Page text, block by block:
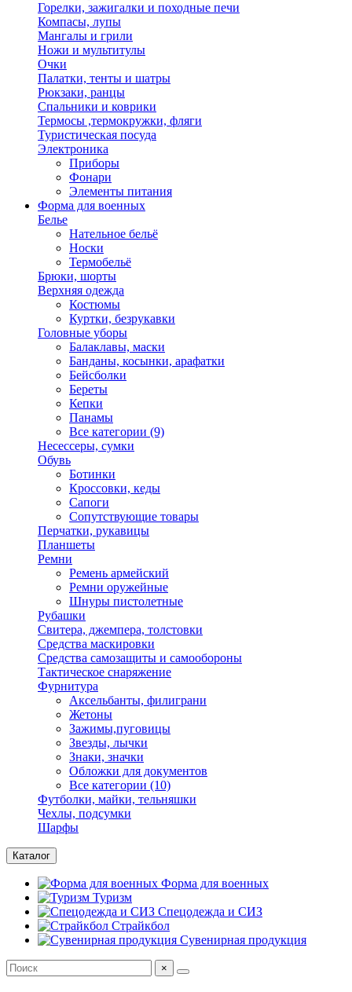
Горелки, зажигалки и походные печи
Компасы, лупы
Мангалы и грили
Ножи и мультитулы
Очки
Палатки, тенты и шатры
Рюкзаки, ранцы
Спальники и коврики
Термосы ,термокружки, фляги
Туристическая посуда
Электроника
Приборы
Фонари
Элементы питания
Форма для военных
Белье
Нательное бельё
Носки
Термобельё
Брюки, шорты
Верхняя одежда
Костюмы
Куртки, безрукавки
Головные уборы
Балаклавы, маски
Банданы, косынки, арафатки
Бейсболки
Береты
Кепки
Панамы
Все категории (9)
Несессеры, сумки
Обувь
Ботинки
Кроссовки, кеды
Сапоги
Сопутствующие товары
Перчатки, рукавицы
Планшеты
Ремни
Ремень армейский
Ремни оружейные
Шнуры пистолетные
Рубашки
Свитера, джемпера, толстовки
Средства маскировки
Средства самозащиты и самообороны
Тактическое снаряжение
Фурнитура
Аксельбанты, филиграни
Жетоны
Зажимы,пуговицы
Звезды, лычки
Знаки, значки
Обложки для документов
Все категории (10)
Футболки, майки, тельняшки
Чехлы, подсумки
Шарфы
Каталог
Форма для военных
Туризм
Спецодежда и СИЗ
Страйкбол
Сувенирная продукция
×